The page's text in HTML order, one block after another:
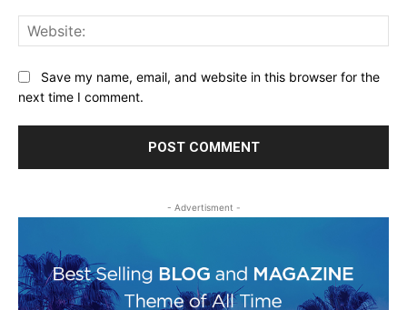
Save my name, email, and website in this browser for the
next time I comment.
- Advertisment -